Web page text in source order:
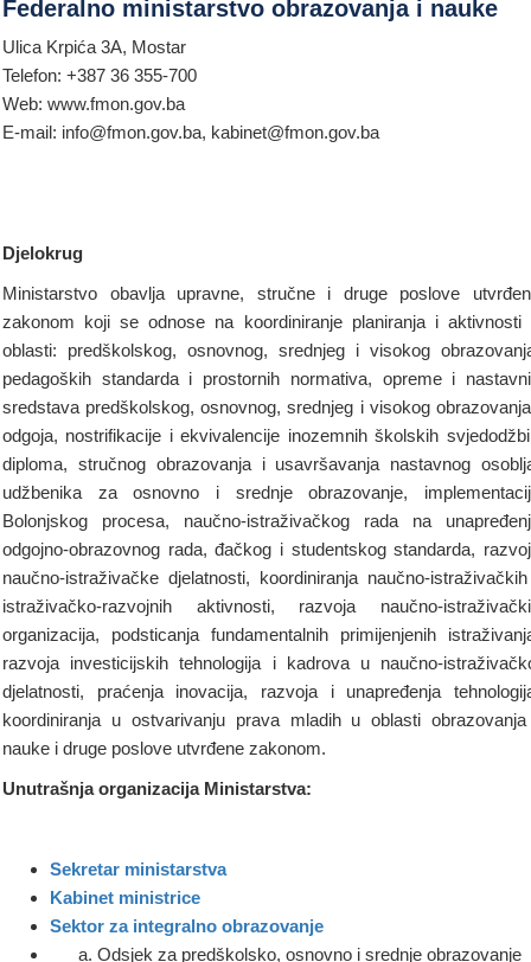
Federalno ministarstvo obrazovanja i nauke
Ulica Krpića 3A, Mostar
Telefon: +387 36 355-700
Web: www.fmon.gov.ba
E-mail: info@fmon.gov.ba, kabinet@fmon.gov.ba
Djelokrug
Ministarstvo obavlja upravne, stručne i druge poslove
zakonom koji se odnose na koordiniranje planiranja i aktivnosti
oblasti: predškolskog, osnovnog, srednjeg i visokog
pedagoških standarda i prostornih normativa, opreme i
sredstava predškolskog, osnovnog, srednjeg i visokog
odgoja, nostrifikacije i ekvivalencije inozemnih školskih
diploma, stručnog obrazovanja i usavršavanja nastavnog
udžbenika za osnovno i srednje obrazovanje,
Bolonjskog procesa, naučno-istraživačkog rada na
odgojno-obrazovnog rada, đačkog i studentskog standarda,
naučno-istraživačke djelatnosti, koordiniranja naučno-
istraživačko-razvojnih aktivnosti, razvoja naučno-
organizacija, podsticanja fundamentalnih primijenjenih
razvoja investicijskih tehnologija i kadrova u naučno-
djelatnosti, praćenja inovacija, razvoja i unapređenja
koordiniranja u ostvarivanju prava mladih u oblasti
nauke i druge poslove utvrđene zakonom.
Unutrašnja organizacija Ministarstva:
Sekretar ministarstva
Kabinet ministrice
Sektor za integralno obrazovanje
Odsjek za predškolsko, osnovno i srednje obrazovanje